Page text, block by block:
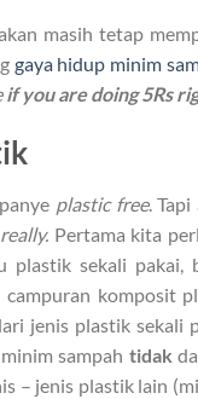
masih tetap
gaya hidup minim
if you are doing 5Rs
plastic free.
Pertama kita
sekali pakai,
komposit
jenis plastik sekali
sampah tidak
– jenis plastik lain